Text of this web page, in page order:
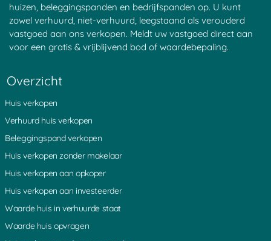
huizen, beleggingspanden en bedrijfspanden op. U kunt
zowel verhuurd, niet-verhuurd, leegstaand als verouderd
vastgoed aan ons verkopen. Meldt uw vastgoed direct aan
voor een gratis & vrijblijvend bod of waardebepaling.
Overzicht
Huis verkopen
Verhuurd huis verkopen
Beleggingspand verkopen
Huis verkopen zonder makelaar
Huis verkopen aan opkoper
Huis verkopen aan investeerder
Waarde huis in verhuurde staat
Waarde huis opvragen